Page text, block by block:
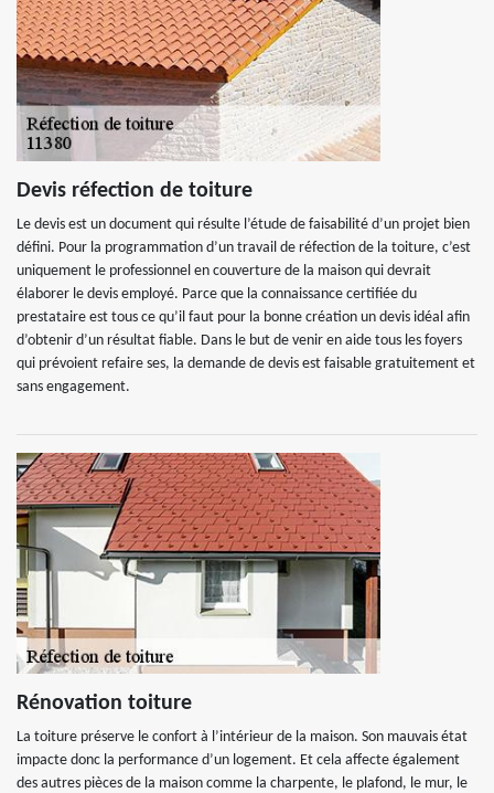
Devis réfection de toiture
Le devis est un document qui résulte l’étude de faisabilité d’un projet bien
défini. Pour la programmation d’un travail de réfection de la toiture, c’est
uniquement le professionnel en couverture de la maison qui devrait
élaborer le devis employé. Parce que la connaissance certifiée du
prestataire est tous ce qu’il faut pour la bonne création un devis idéal afin
d’obtenir d’un résultat fiable. Dans le but de venir en aide tous les foyers
qui prévoient refaire ses, la demande de devis est faisable gratuitement et
sans engagement.
Rénovation toiture
La toiture préserve le confort à l’intérieur de la maison. Son mauvais état
impacte donc la performance d’un logement. Et cela affecte également
des autres pièces de la maison comme la charpente, le plafond, le mur, le